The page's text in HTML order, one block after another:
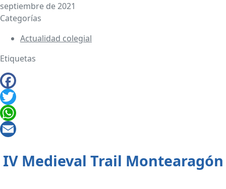
septiembre de 2021
Categorías
Actualidad colegial
Etiquetas
IV Medieval Trail Montearagón